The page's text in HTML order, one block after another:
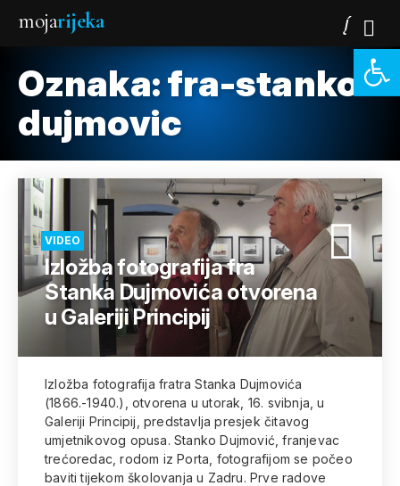
mojarijeka
Oznaka:fra-stanko-
dujmovic
VIDEO
Izložba fotografija fra
Stanka Dujmovića otvorena
u Galeriji Principij
Izložba fotografija fratra Stanka Dujmovića
(1866.-1940.), otvorena u utorak, 16. svibnja, u
Galeriji Principij, predstavlja presjek čitavog
umjetnikovog opusa. Stanko Dujmović, franjevac
trećoredac, rodom iz Porta, fotografijom se počeo
baviti tijekom školovanja u Zadru. Prve radove